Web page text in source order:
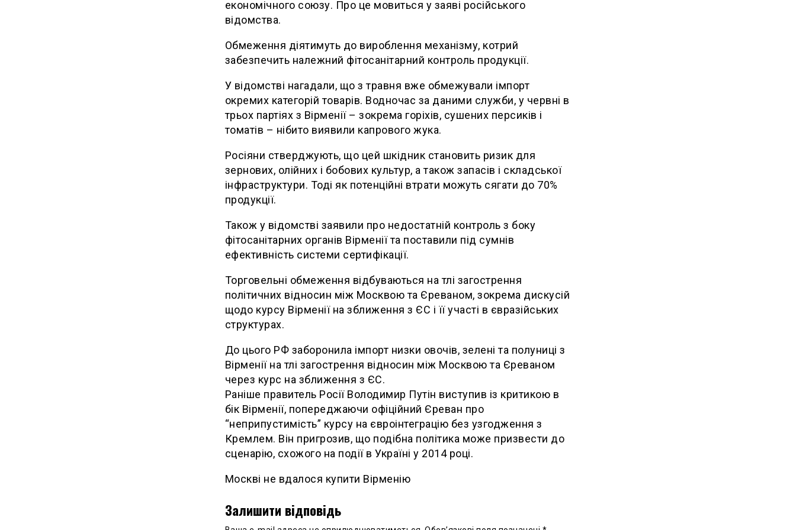
економічного союзу. Про це мовиться у заяві російського
відомства.
Обмеження діятимуть до вироблення механізму, котрий
забезпечить належний фітосанітарний контроль продукції.
У відомстві нагадали, що з травня вже обмежували імпорт
окремих категорій товарів. Водночас за даними служби, у червні в
трьох партіях з Вірменії – зокрема горіхів, сушених персиків і
томатів – нібито виявили капрового жука.
Росіяни стверджують, що цей шкідник становить ризик для
зернових, олійних і бобових культур, а також запасів і складської
інфраструктури. Тоді як потенційні втрати можуть сягати до 70%
продукції.
Також у відомстві заявили про недостатній контроль з боку
фітосанітарних органів Вірменії та поставили під сумнів
ефективність системи сертифікації.
Торговельні обмеження відбуваються на тлі загострення
політичних відносин між Москвою та Єреваном, зокрема дискусій
щодо курсу Вірменії на зближення з ЄС і її участі в євразійських
структурах.
До цього РФ заборонила імпорт низки овочів, зелені та полуниці з
Вірменії на тлі загострення відносин між Москвою та Єреваном
через курс на зближення з ЄС.
Раніше правитель Росії Володимир Путін виступив із критикою в
бік Вірменії, попереджаючи офіційний Єреван про
“неприпустимість” курсу на євроінтеграцію без узгодження з
Кремлем. Він пригрозив, що подібна політика може призвести до
сценарію, схожого на події в Україні у 2014 році.
Москві не вдалося купити Вірменію
Залишити відповідь